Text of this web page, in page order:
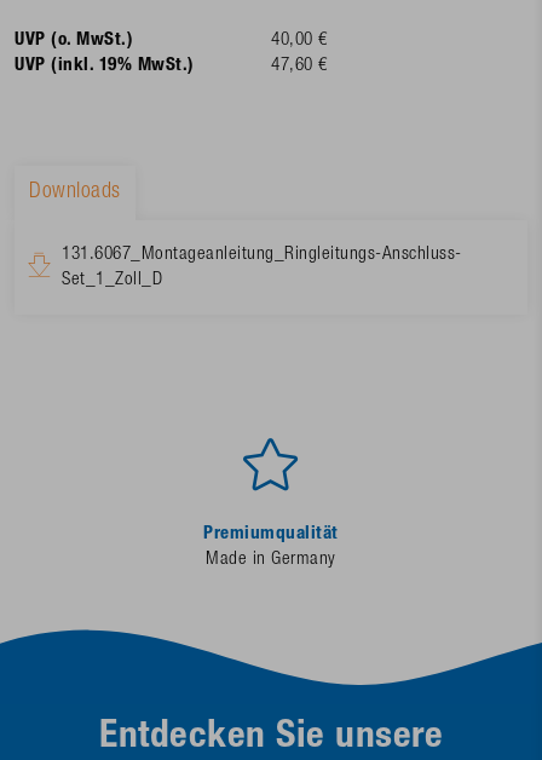
UVP (o. MwSt.)
40,00 €
UVP (inkl. 19% MwSt.)
47,60 €
Downloads
131.6067_Montageanleitung_Ringleitungs-Anschluss-
Set_1_Zoll_D
Premiumqualität
Made in Germany
Entdecken Sie unsere